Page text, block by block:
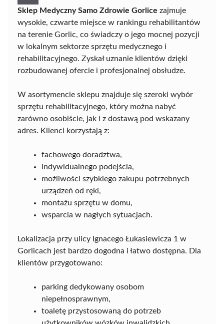
Sklep Medyczny Samo Zdrowie Gorlice zajmuje
wysokie, czwarte miejsce w rankingu rehabilitantów
na terenie Gorlic, co świadczy o jego mocnej pozycji
w lokalnym sektorze sprzętu medycznego i
rehabilitacyjnego. Zyskał uznanie klientów dzięki
rozbudowanej ofercie i profesjonalnej obsłudze.
W asortymencie sklepu znajduje się szeroki wybór
sprzętu rehabilitacyjnego, który można nabyć
zarówno osobiście, jak i z dostawą pod wskazany
adres. Klienci korzystają z:
fachowego doradztwa,
indywidualnego podejścia,
możliwości szybkiego zakupu potrzebnych
urządzeń od ręki,
montażu sprzętu w domu,
wsparcia w nagłych sytuacjach.
Lokalizacja przy ulicy Ignacego Łukasiewicza 1 w
Gorlicach jest bardzo dogodna i łatwo dostępna. Dla
klientów przygotowano:
parking dedykowany osobom
niepełnosprawnym,
toaletę przystosowaną do potrzeb